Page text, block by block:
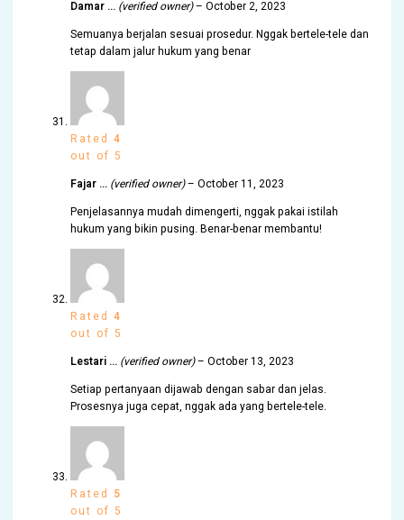
Damar … (verified owner)– October 2, 2023
Semuanya berjalan sesuai prosedur. Nggak bertele-tele dan
tetap dalam jalur hukum yang benar
Rated4
out of 5
Fajar … (verified owner)– October 11, 2023
Penjelasannya mudah dimengerti, nggak pakai istilah
hukum yang bikin pusing. Benar-benar membantu!
Rated4
out of 5
Lestari … (verified owner)– October 13, 2023
Setiap pertanyaan dijawab dengan sabar dan jelas.
Prosesnya juga cepat, nggak ada yang bertele-tele.
Rated 5
out of 5